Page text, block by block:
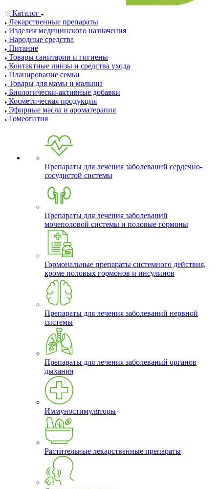
Каталог
Лекарственные препараты
Изделия медицинского назначения
Народные средства
Питание
Товары санитарии и гигиены
Контактные линзы и средства ухода
Планирование семьи
Товары для мамы и малыша
Биологически-активные добавки
Косметическая продукция
Эфирные масла и ароматерапия
Гомеопатия
Препараты для лечения заболеваний сердечно-
сосудистой системы
Препараты для лечения заболеваний
мочеполовой системы и половые гормоны
Гормональные препараты системного действия,
кроме половых гормонов и инсулинов
Препараты для лечения заболеваний нервной
системы
Препараты для лечения заболеваний органов
дыхания
Иммуностимуляторы
Растительные лекарственные препараты